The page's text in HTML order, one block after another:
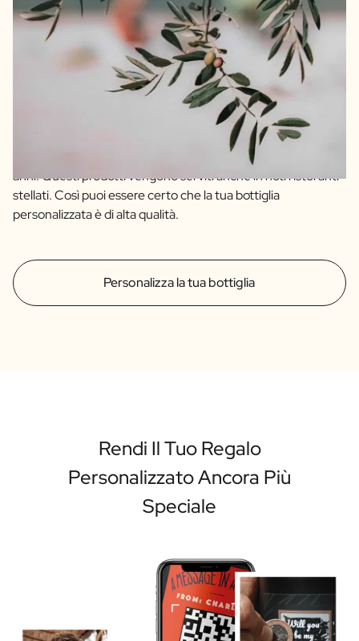
Personalizza la tua bottiglia
Garantiamo la qualità e offriamo solo prodotti in cui
crediamo pienamente. Il nostro olio d'oliva e aceto balsamico
della massima qualità provengono da agricoltori artigianali di
Spagna e Italia. Il nostro olio d'oliva è un extravergine, blend
di 4 varietà di olive di qualità. L'aceto balsamico è un IGP, il
che indica subito un periodo di invecchiamento di ben 12
anni. Questi prodotti vengono serviti anche in noti ristoranti
stellati. Così puoi essere certo che la tua bottiglia
personalizzata è di alta qualità.
Rendi Il Tuo Regalo
Personalizzato Ancora Più
Speciale